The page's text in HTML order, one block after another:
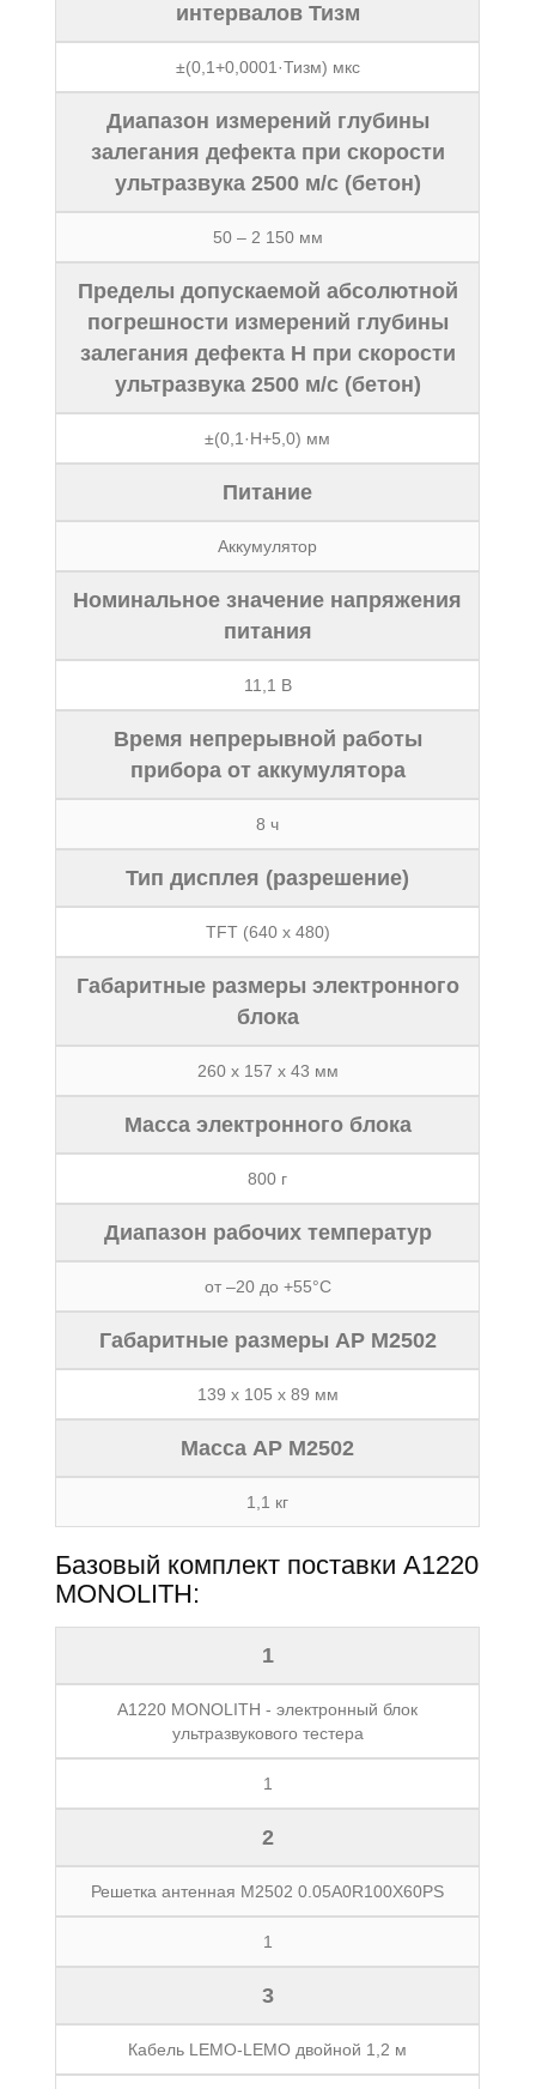
интервалов Тизм
±(0,1+0,0001·Тизм) мкс
Диапазон измерений глубины
залегания дефекта при скорости
ультразвука 2500 м/с (бетон)
50 – 2 150 мм
Пределы допускаемой абсолютной
погрешности измерений глубины
залегания дефекта H при скорости
ультразвука 2500 м/с (бетон)
±(0,1·H+5,0) мм
Питание
Аккумулятор
Номинальное значение напряжения
питания
11,1 В
Время непрерывной работы
прибора от аккумулятора
8 ч
Тип дисплея (разрешение)
TFT (640 х 480)
Габаритные размеры электронного
блока
260 х 157 х 43 мм
Масса электронного блока
800 г
Диапазон рабочих температур
от –20 до +55°C
Габаритные размеры АР М2502
139 х 105 х 89 мм
Масса АР М2502
1,1 кг
Базовый комплект поставки А1220
MONOLITH:
1
А1220 MONOLITH - электронный блок
ультразвукового тестера
1
2
Решетка антенная M2502 0.05A0R100Х60PS
1
3
Кабель LEMO-LEMO двойной 1,2 м